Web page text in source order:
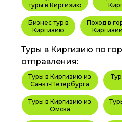
туры в Киргизию
Бизнес тур в
Киргизию
Поход в
Киргизии
Туры в Киргизию из
Омска
Туры в Киргизию из
Санкт-Петербурга
Туры в Киргизию по
отправления: